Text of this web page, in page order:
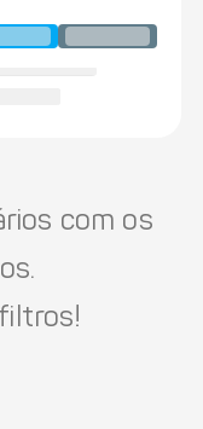
com os